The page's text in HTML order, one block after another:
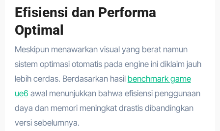
Efisiensi dan Performa
Optimal
Meskipun menawarkan visual yang berat namun
sistem optimasi otomatis pada engine ini diklaim jauh
lebih cerdas. Berdasarkan hasil benchmark game
ue6 awal menunjukkan bahwa efisiensi penggunaan
daya dan memori meningkat drastis dibandingkan
versi sebelumnya.